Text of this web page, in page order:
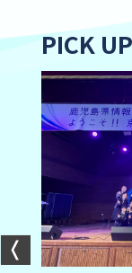
PICK